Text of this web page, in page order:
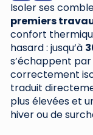
Isoler ses
premiers
confort
hasard : jusqu’à
s’échappent par
correctement
traduit
plus élevées et
hiver ou de